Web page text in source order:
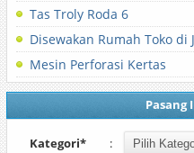
Tas Troly Roda 6
Disewakan Rumah Toko di
Mesin Perforasi Kertas
Pasang
Kategori* :